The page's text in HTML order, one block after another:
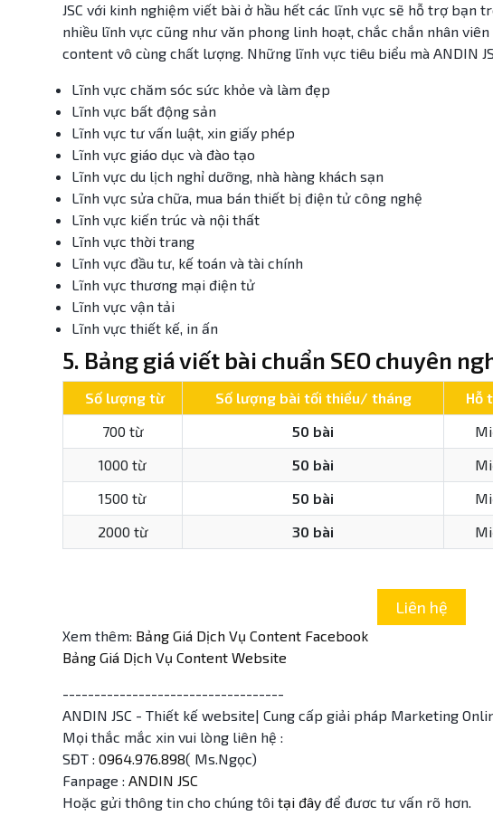
JSC với kinh nghiệm viết bài ở hầu hết các lĩnh vực sẽ hỗ trợ bạn
nhiều lĩnh vực cũng như văn phong linh hoạt, chắc chắn nhân
content vô cùng chất lượng. Những lĩnh vực tiêu biểu mà ANDIN
Lĩnh vực chăm sóc sức khỏe và làm đẹp
Lĩnh vực bất động sản
Lĩnh vực tư vấn luật, xin giấy phép
Lĩnh vực giáo dục và đào tạo
Lĩnh vực du lịch nghỉ dưỡng, nhà hàng khách sạn
Lĩnh vực sửa chữa, mua bán thiết bị điện tử công nghệ
Lĩnh vực kiến trúc và nội thất
Lĩnh vực thời trang
Lĩnh vực đầu tư, kế toán và tài chính
Lĩnh vực thương mại điện tử
Lĩnh vực vận tải
Lĩnh vực thiết kế, in ấn
5. Bảng giá viết bài chuẩn SEO chuyên
Số lượng từ Số lượng bài tối thiểu/ tháng Hỗ
700 từ
50 bài
1000 từ
50 bài
1500 từ
50 bài
2000 từ
30 bài
Liên hệ
Xem thêm: Bảng Giá Dịch Vụ Content Facebook
Bảng Giá Dịch Vụ Content Website
-----------------------------------
ANDIN JSC - Thiết kế website| Cung cấp giải pháp Marketing
Mọi thắc mắc xin vui lòng liên hệ :
SĐT : 0964.976.898( Ms.Ngọc)
Fanpage : ANDIN JSC
Hoặc gửi thông tin cho chúng tôi tại đây để đươc tư vấn rõ hơn.